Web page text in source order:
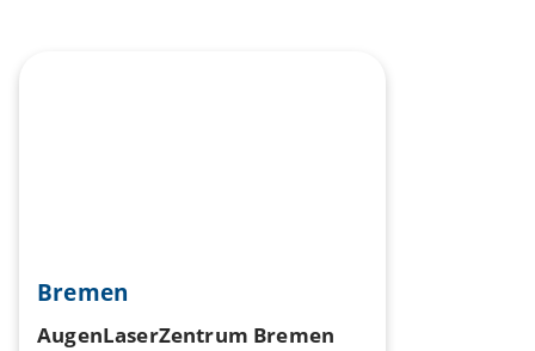
Bremen
AugenLaserZentrum Bremen